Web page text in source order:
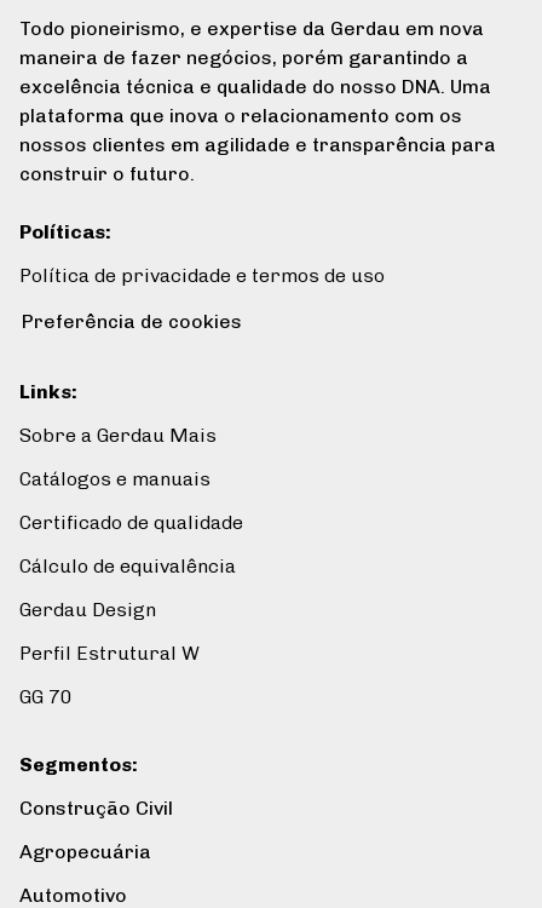
Todo pioneirismo, e expertise da Gerdau em nova
maneira de fazer negócios, porém garantindo a
excelência técnica e qualidade do nosso DNA. Uma
plataforma que inova o relacionamento com os
nossos clientes em agilidade e transparência para
construir o futuro.
Políticas:
Política de privacidade e termos de uso
Preferência de cookies
Links:
Sobre a Gerdau Mais
Catálogos e manuais
Certificado de qualidade
Cálculo de equivalência
Gerdau Design
Perfil Estrutural W
GG 70
Segmentos:
Construção Civil
Agropecuária
Automotivo